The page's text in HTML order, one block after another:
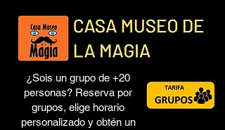
¿Sois un grupo de +20
personas? Reserva por
grupos, elige horario
personalizado y obtén un